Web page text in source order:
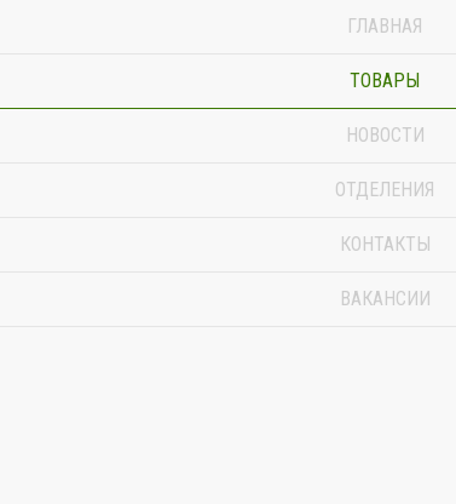
ГЛАВНАЯ
ТОВАРЫ
НОВОСТИ
ОТДЕЛЕНИЯ
КОНТАКТЫ
ВАКАНСИИ